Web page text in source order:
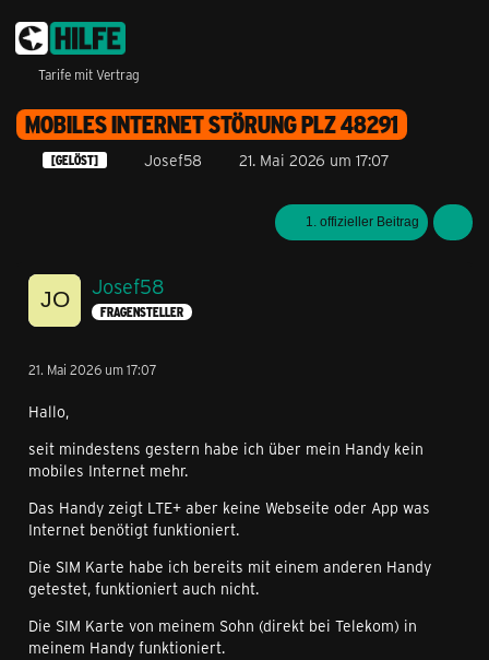
Tarife mit Vertrag
MOBILES INTERNET STÖRUNG PLZ 48291
[GELÖST] Josef58 21. Mai 2026 um 17:07
1. offizieller Beitrag
Josef58
FRAGENSTELLER
21. Mai 2026 um 17:07
Hallo,
seit mindestens gestern habe ich über mein Handy kein
mobiles Internet mehr.
Das Handy zeigt LTE+ aber keine Webseite oder App was
Internet benötigt funktioniert.
Die SIM Karte habe ich bereits mit einem anderen Handy
getestet, funktioniert auch nicht.
Die SIM Karte von meinem Sohn (direkt bei Telekom) in
meinem Handy funktioniert.